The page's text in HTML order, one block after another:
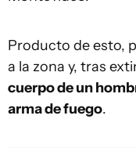
Producto de esto,
a la zona y, tras
cuerpo de un
arma de fuego.